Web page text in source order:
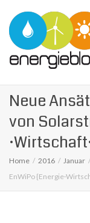
Neue
von
Home 2016 Januar
EnWiPo